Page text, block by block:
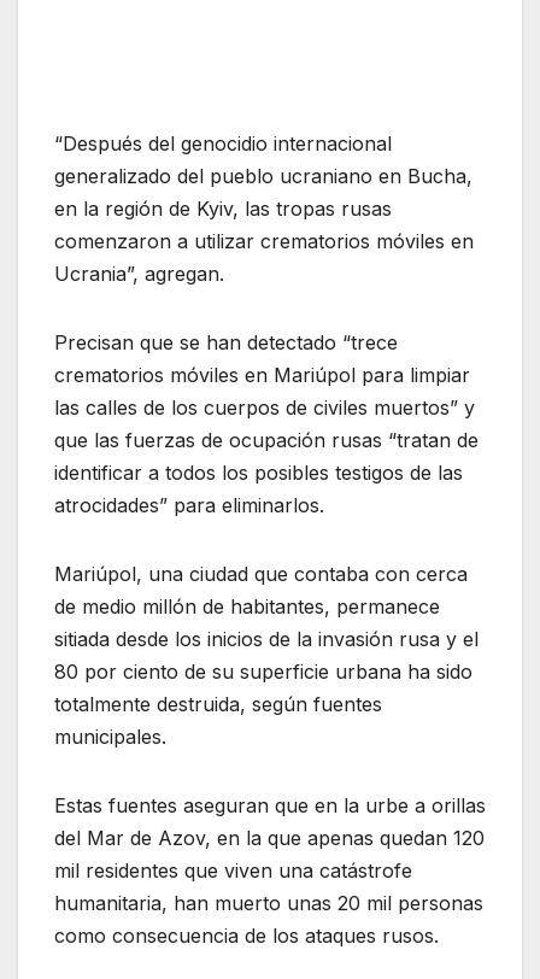
“Después del genocidio internacional
generalizado del pueblo ucraniano en Bucha,
en la región de Kyiv, las tropas rusas
comenzaron a utilizar crematorios móviles en
Ucrania”, agregan.
Precisan que se han detectado “trece
crematorios móviles en Mariúpol para limpiar
las calles de los cuerpos de civiles muertos” y
que las fuerzas de ocupación rusas “tratan de
identificar a todos los posibles testigos de las
atrocidades” para eliminarlos.
Mariúpol, una ciudad que contaba con cerca
de medio millón de habitantes, permanece
sitiada desde los inicios de la invasión rusa y el
80 por ciento de su superficie urbana ha sido
totalmente destruida, según fuentes
municipales.
Estas fuentes aseguran que en la urbe a orillas
del Mar de Azov, en la que apenas quedan 120
mil residentes que viven una catástrofe
humanitaria, han muerto unas 20 mil personas
como consecuencia de los ataques rusos.